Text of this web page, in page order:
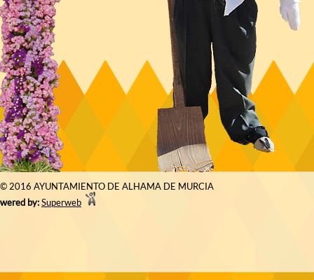
© 2016 AYUNTAMIENTO DE ALHAMA DE MURCIA
by:Superweb